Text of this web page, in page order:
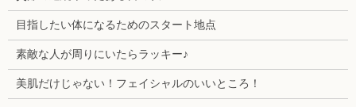
目指したい体になるためのスタート地点
素敵な人が周りにいたらラッキー♪
美肌だけじゃない！フェイシャルのいいところ！